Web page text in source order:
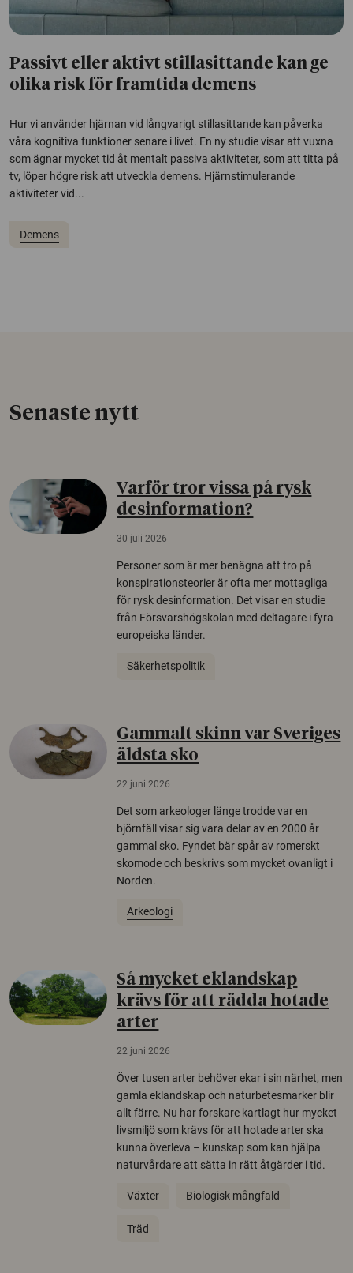
Passivt eller aktivt stillasittande kan ge
olika risk för framtida demens
Hur vi använder hjärnan vid långvarigt stillasittande kan påverka
våra kognitiva funktioner senare i livet. En ny studie visar att vuxna
som ägnar mycket tid åt mentalt passiva aktiviteter, som att titta på
tv, löper högre risk att utveckla demens. Hjärnstimulerande
aktiviteter vid...
Demens
Senaste nytt
Varför tror vissa på rysk
desinformation?
30 juli 2026
Personer som är mer benägna att tro på
konspirationsteorier är ofta mer mottagliga
för rysk desinformation. Det visar en studie
från Försvarshögskolan med deltagare i fyra
europeiska länder.
Säkerhetspolitik
Gammalt skinn var Sveriges
äldsta sko
22 juni 2026
Det som arkeologer länge trodde var en
björnfäll visar sig vara delar av en 2000 år
gammal sko. Fyndet bär spår av romerskt
skomode och beskrivs som mycket ovanligt i
Norden.
Arkeologi
Så mycket eklandskap
krävs för att rädda hotade
arter
22 juni 2026
Över tusen arter behöver ekar i sin närhet, men
gamla eklandskap och naturbetesmarker blir
allt färre. Nu har forskare kartlagt hur mycket
livsmiljö som krävs för att hotade arter ska
kunna överleva – kunskap som kan hjälpa
naturvårdare att sätta in rätt åtgärder i tid.
Växter Biologisk mångfald
Träd